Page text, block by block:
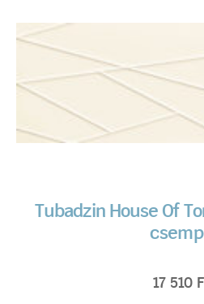
Tubadzin House Of
17 510